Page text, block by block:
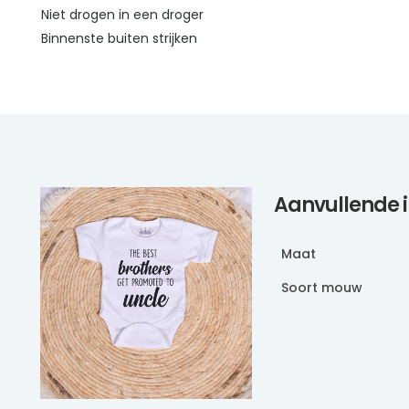
Niet drogen in een droger
Binnenste buiten strijken
Aanvullende
Maat
Soort mouw